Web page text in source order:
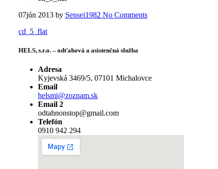
07jún 2013 by Sensei1982 No Comments
cd_5_flat
HELS, s.r.o. – odťahová a asistenčná služba
Adresa
Kyjevská 3469/5, 07101 Michalovce
Email
helsmi@zoznam.sk
Email 2
odtahnonstop@gmail.com
Telefón
0910 942 294